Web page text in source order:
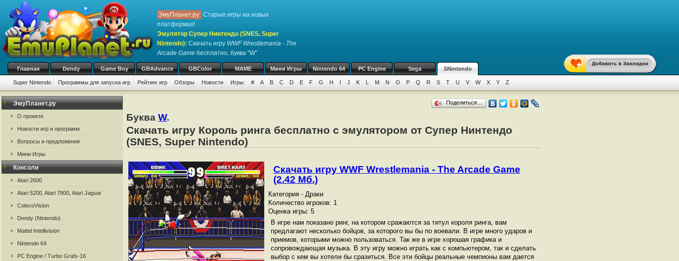
ЭмуПланет.ру: Старые игры на новых
платформах!
Эмулятор Супер Нинтендо (SNES, Super
Nintendo): Скачать игру WWF Wrestlemania - The
Arcade Game бесплатно, буква "W"
Главная Dendy Game Boy GBAdvance GBColor MAME Мини Игры Nintendo 64 PC Engine Sega SNintendo
Super Nintendo Программы для запуска игр Рейтинг игр Обзоры Новости Игры: # A B C D E F G H I J K L M N O P Q R S T U V W X Y Z
ЭмуПланет.ру
О проекте
Новости игр и программ
Вопросы и предложения
Мини Игры
Консоли
Atari 2600
Atari 5200, Atari 7800, Atari Jaguar
ColecoVision
Dendy (Nintendo)
Mattel Intellivision
Nintendo 64
PC Engine / Turbo Grafx-16
Поделиться…
Буква W.
Скачать игру Король ринга бесплатно с эмулятором от Супер Нинтендо
(SNES, Super Nintendo)
Скачать игру WWF Wrestlemania - The Arcade Game
(2.42 Мб.)
Категория - Драки
Количество игроков: 1
Оценка игры: 5
В игре нам показано ринг, на котором сражаются за титул короля ринга, вам
предлагают несколько бойцов, за которого вы бы по воевали. В игре много ударов и
приемов, которыми можно пользоваться. Так же в игре хорошая графика и
сопровождающая музыка. В эту игру можно играть как с компьютером, так и сделать
выбор с кем вы хотели бы сразиться. Все эти бойцы реальные чемпионы вам дается